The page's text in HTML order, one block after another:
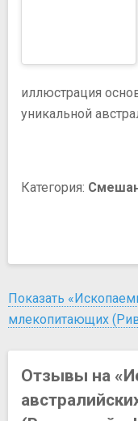
иллюстрация
уникальной
Категория:
Показать
млекопитающих
Отзывы на